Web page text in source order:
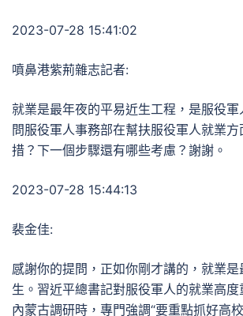
2023-07-28 15:41:02
噴鼻港紫荊雜志記者:
就業是最年夜的平易近生工程，是服役
問服役軍人事務部在幫扶服役軍人就業
措？下一個步驟還有哪些考慮？謝謝。
2023-07-28 15:44:13
裴金佳:
感謝你的提問，正如你剛才講的，就業
生。習近平總書記對服役軍人的就業高
內蒙古調研時，專門強調“要重點抓好高